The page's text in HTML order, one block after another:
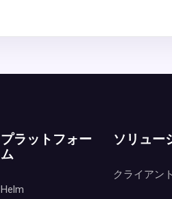
プラットフォー
ム
Helm
ソリュー
クライアン